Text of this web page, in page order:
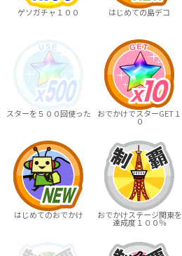
ゲソガチャ１００ はじめての島デコ
スターを５００回使った おでかけでスターGET１
０
はじめてのおでかけ おでかけステージ関東を
達成度１００％